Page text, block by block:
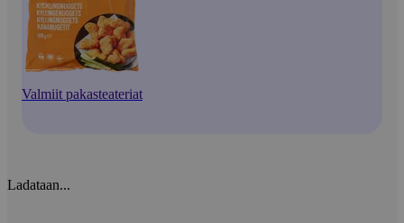
Valmiit pakasteateriat
Ladataan...